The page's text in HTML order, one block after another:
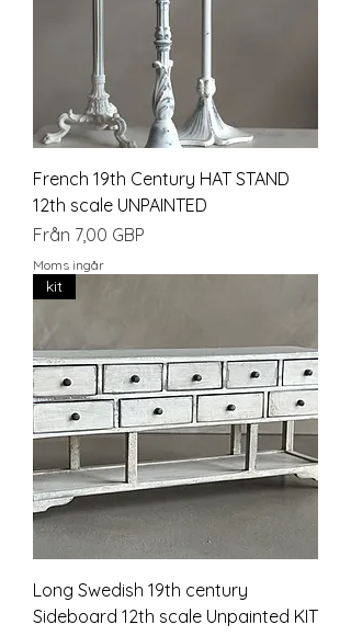
French 19th Century HAT STAND
12th scale UNPAINTED
Från 7,00 GBP
Reapris
Moms ingår
kit
Long Swedish 19th century
Sideboard 12th scale Unpainted KIT